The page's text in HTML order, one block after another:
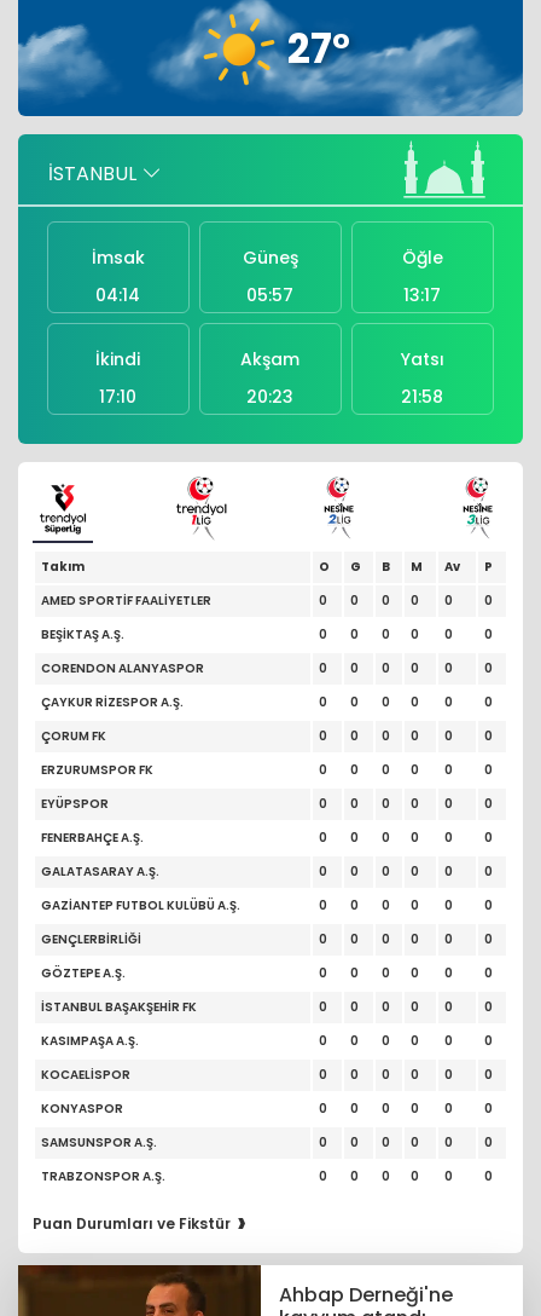
Sosyal medya zirvesinde Aselsan ilk
sırada
27°
İSTANBUL
İmsak
04:14
Güneş
05:57
Öğle
13:17
İkindi
17:10
Akşam
20:23
Yatsı
21:58
Takım O G B M Av
P
AMED SPORTİF FAALİYETLER
0 0 0 0 0
0
BEŞİKTAŞ A.Ş.
0 0 0 0 0
0
CORENDON ALANYASPOR
0 0 0 0 0
0
ÇAYKUR RİZESPOR A.Ş.
0 0 0 0 0
0
ÇORUM FK
0 0 0 0 0
0
ERZURUMSPOR FK
0 0 0 0 0
0
EYÜPSPOR
0 0 0 0 0
0
FENERBAHÇE A.Ş.
0 0 0 0 0
0
GALATASARAY A.Ş.
0 0 0 0 0
0
GAZİANTEP FUTBOL KULÜBÜ A.Ş.
0 0 0 0 0
0
GENÇLERBİRLİĞİ
0 0 0 0 0
0
GÖZTEPE A.Ş.
0 0 0 0 0
0
İSTANBUL BAŞAKŞEHİR FK
0 0 0 0 0
0
KASIMPAŞA A.Ş.
0 0 0 0 0
0
KOCAELİSPOR
0 0 0 0 0
0
KONYASPOR
0 0 0 0 0
0
SAMSUNSPOR A.Ş.
0 0 0 0 0
0
TRABZONSPOR A.Ş.
0 0 0 0 0 0
Puan Durumları ve Fikstür ›
Ahbap Derneği'ne